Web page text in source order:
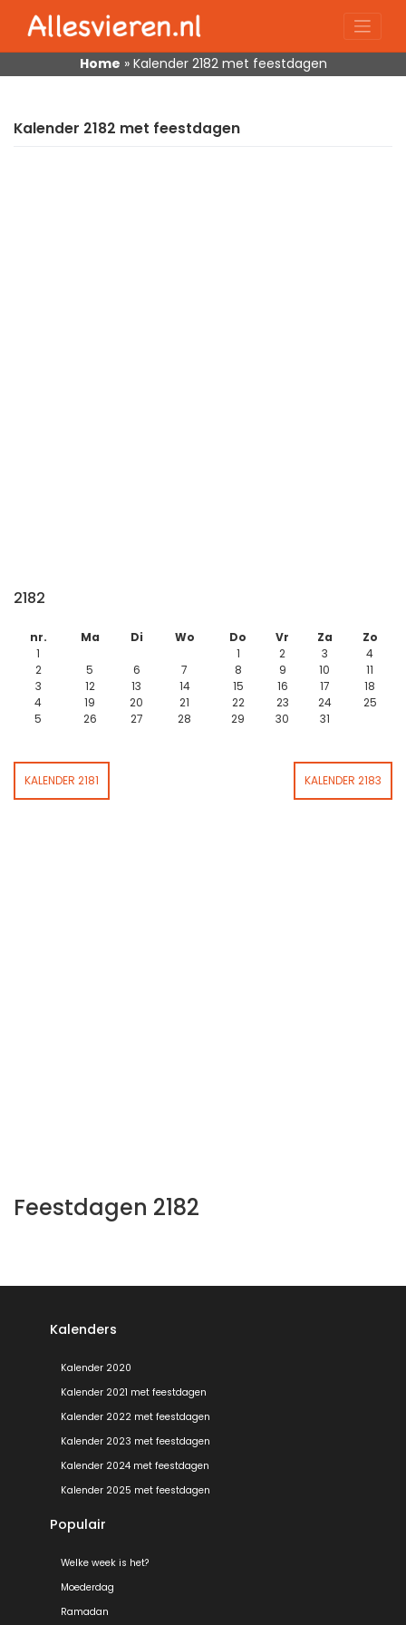
content
Home » Kalender 2182 met feestdagen
Kalender 2182 met feestdagen
2182
nr. Ma Di Wo Do Vr Za
Zo
1
1 2 3
4
2
5 6 7 8 9 10
11
3
12 13 14 15 16 17
18
4
19 20 21 22 23 24
25
5
26 27 28 29 30 31
KALENDER 2181 KALENDER 2183
Feestdagen 2182
Kalenders
Kalender 2020
Kalender 2021 met feestdagen
Kalender 2022 met feestdagen
Kalender 2023 met feestdagen
Kalender 2024 met feestdagen
Kalender 2025 met feestdagen
Populair
Welke week is het?
Moederdag
Ramadan